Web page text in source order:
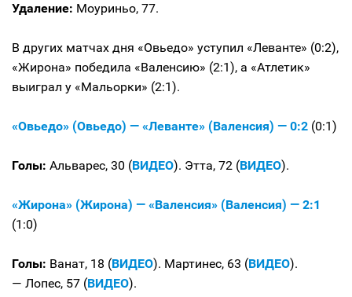
Удаление: Моуриньо, 77.
В других матчах дня «Овьедо» уступил «Леванте» (0:2),
«Жирона» победила «Валенсию» (2:1), а «Атлетик»
выиграл у «Мальорки» (2:1).
«Овьедо» (Овьедо) — «Леванте» (Валенсия) — 0:2 (0:1)
Голы: Альварес, 30 (ВИДЕО). Этта, 72 (ВИДЕО).
«Жирона» (Жирона) — «Валенсия» (Валенсия) — 2:1
(1:0)
Голы: Ванат, 18 (ВИДЕО). Мартинес, 63 (ВИДЕО).
— Лопес, 57 (ВИДЕО).